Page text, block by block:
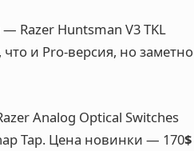
Razer Huntsman V3 TKL
и Pro-версия, но заметно
Analog Optical Switches
Tap. Цена новинки — 170$